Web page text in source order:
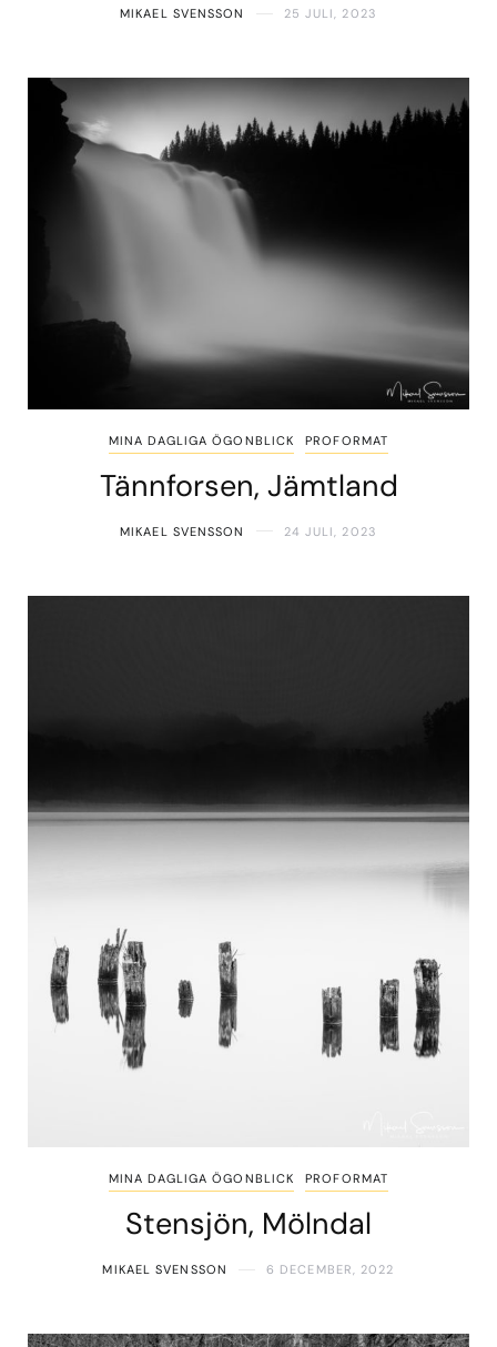
MIKAEL SVENSSON 25 JULI, 2023
MINA DAGLIGA ÖGONBLICK PROFORMAT
Tännforsen, Jämtland
MIKAEL SVENSSON 24 JULI, 2023
MINA DAGLIGA ÖGONBLICK PROFORMAT
Stensjön, Mölndal
MIKAEL SVENSSON 6 DECEMBER, 2022